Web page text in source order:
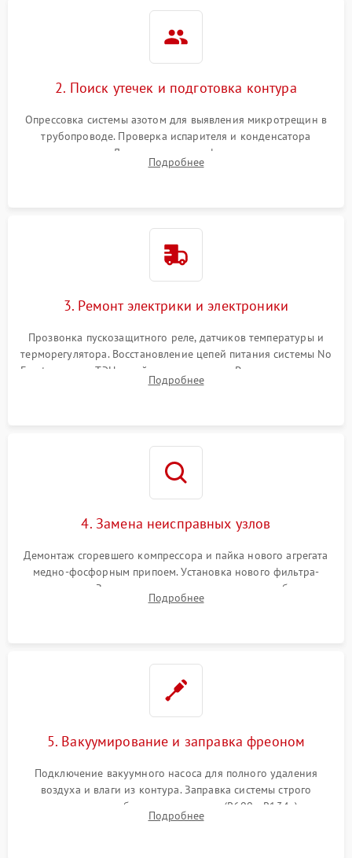
1800 ₽
2. Поиск утечек и подготовка контура
Опрессовка системы азотом для выявления микротрещин в
трубопроводе. Проверка испарителя и конденсатора
течеискателем. Демонтаж старого фильтра-осушителя и
продувка капиллярной трубки для устранения засоров.
Подробнее
3. Ремонт электрики и электроники
Прозвонка пускозащитного реле, датчиков температуры и
терморегулятора. Восстановление цепей питания системы No
Frost, включая ТЭН оттайки и вентилятор. Ремонт или замена
платы управления при сбоях алгоритмов.
Подробнее
4. Замена неисправных узлов
Демонтаж сгоревшего компрессора и пайка нового агрегата
медно-фосфорным припоем. Установка нового фильтра-
осушителя. Замена изношенных вентиляторов обдува,
сломанных заслонок или поврежденных дверных петель.
Подробнее
5. Вакуумирование и заправка фреоном
Подключение вакуумного насоса для полного удаления
воздуха и влаги из контура. Заправка системы строго
дозированным объемом хладагента (R600a, R134a) по
электронным весам. Контроль рабочего давления в системе.
Подробнее